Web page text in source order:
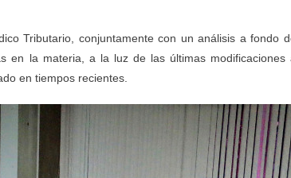
Tributario, conjuntamente con un análisis a fondo
en la materia, a la luz de las últimas modificaciones
en tiempos recientes.